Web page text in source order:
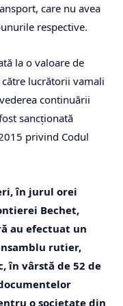
care nu avea
respective.
la o valoare de
lucrătorii vamali
continuării
sancționată
privind Codul
în jurul orei
Bechet,
au efectuat un
rutier,
în vârstă de 52 de
o societate din